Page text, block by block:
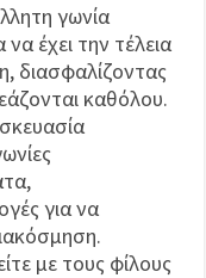
γωνία
έχει την τέλεια
διασφαλίζοντας
καθόλου.
για να
με τους φίλους